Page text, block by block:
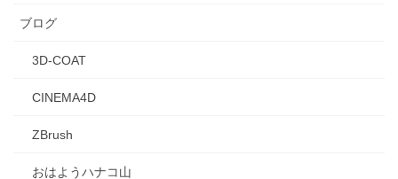
ブログ
3D-COAT
CINEMA4D
ZBrush
おはようハナコ山